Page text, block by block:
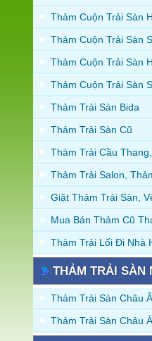
Thảm Cuộn Trải Sàn
Thảm Cuộn Trải Sàn
Thảm Cuộn Trải Sàn
Thảm Cuộn Trải Sàn
Thảm Trải Sàn Bida
Thảm Trải Sàn Cũ
Thảm Trải Cầu
Thảm Trải Salon,
Giặt Thảm Trải Sàn,
Mua Bán Thảm Cũ
Thảm Trải Lối Đi Nhà
THẢM TRẢI SÀN
Thảm Trải Sàn Châu
Thảm Trải Sàn Châu Á